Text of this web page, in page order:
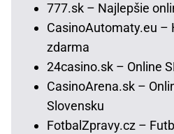
777.sk – Najlepšie
CasinoAutomaty.eu –
zdarma
24casino.sk – Online
CasinoArena.sk –
Slovensku
FotbalZpravy.cz –